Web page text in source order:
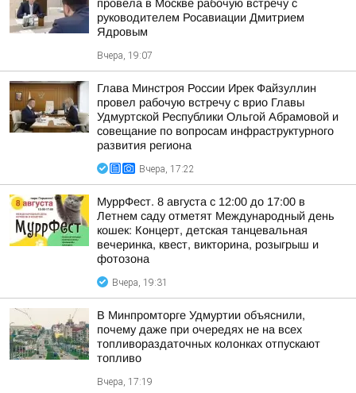
провела в Москве рабочую встречу с
руководителем Росавиации Дмитрием
Ядровым
Вчера, 19:07
Глава Минстроя России Ирек Файзуллин
провел рабочую встречу с врио Главы
Удмуртской Республики Ольгой Абрамовой и
совещание по вопросам инфраструктурного
развития региона
Вчера, 17:22
МуррФест. 8 августа с 12:00 до 17:00 в
Летнем саду отметят Международный день
кошек: Концерт, детская танцевальная
вечеринка, квест, викторина, розыгрыш и
фотозона
Вчера, 19:31
В Минпромторге Удмуртии объяснили,
почему даже при очередях не на всех
топливораздаточных колонках отпускают
топливо
Вчера, 17:19